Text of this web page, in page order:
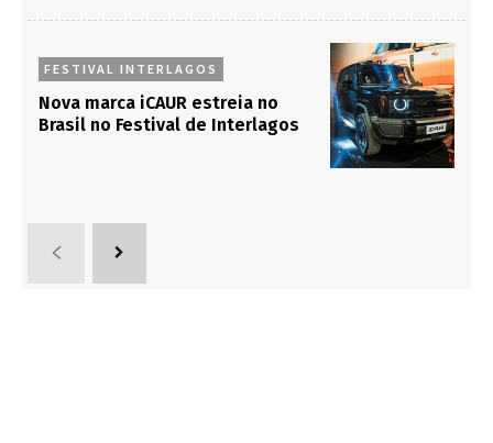
FESTIVAL INTERLAGOS
Nova marca iCAUR estreia no
Brasil no Festival de Interlagos